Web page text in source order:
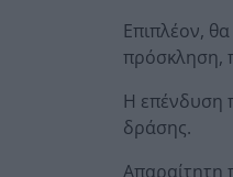
Επιπλέον,
πρόσκληση,
Η επένδυση
δράσης.
Απαραίτητη